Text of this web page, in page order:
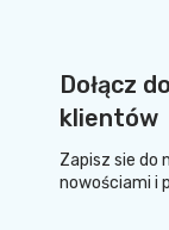
Dołącz
klientów
Zapisz sie do
nowościami i